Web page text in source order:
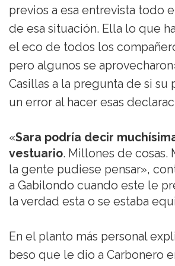
previos a esa entrevista todo
de esa situación. Ella lo que
el eco de todos los
pero algunos se
Casillas a la pregunta de si su
un error al hacer esas
«Sara podría decir
vestuario. Millones de cosas.
la gente pudiese pensar»,
a Gabilondo cuando este le
la verdad esta o se estaba
En el planto más personal
beso que le dio a Carbonero